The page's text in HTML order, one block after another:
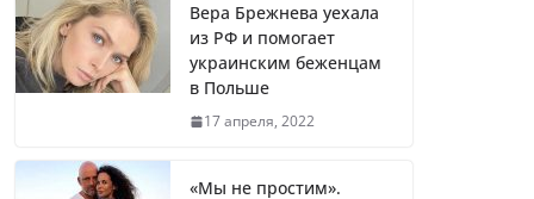
Врачи рассказали о состоянии
младенца, которого бросили
замерзать на остановке
Вера Брежнева уехала
из РФ и помогает
украинским беженцам
в Польше
17 апреля, 2022
«Мы не простим».